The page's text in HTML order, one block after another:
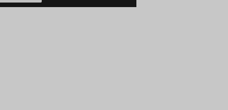
20:30 Odbačena